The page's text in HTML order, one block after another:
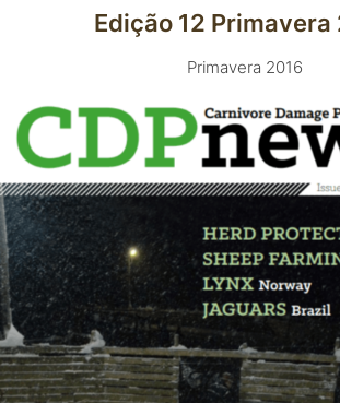
Edição 12 Primavera
Primavera 2016